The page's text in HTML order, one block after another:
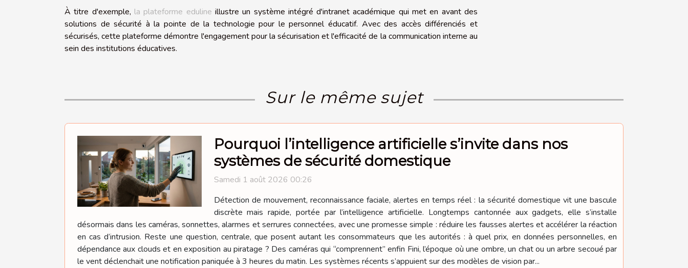
À titre d'exemple, la plateforme eduline illustre un système intégré d'intranet académique qui met en avant des
solutions de sécurité à la pointe de la technologie pour le personnel éducatif. Avec des accès différenciés et
sécurisés, cette plateforme démontre l'engagement pour la sécurisation et l'efficacité de la communication interne au
sein des institutions éducatives.
Sur le même sujet
Pourquoi l’intelligence artificielle s’invite dans nos
systèmes de sécurité domestique
Samedi 1 août 2026 00:26
Détection de mouvement, reconnaissance faciale, alertes en temps réel : la sécurité domestique vit une bascule
discrète mais rapide, portée par l’intelligence artificielle. Longtemps cantonnée aux gadgets, elle s’installe
désormais dans les caméras, sonnettes, alarmes et serrures connectées, avec une promesse simple : réduire les fausses alertes et accélérer la réaction
en cas d’intrusion. Reste une question, centrale, que posent autant les consommateurs que les autorités : à quel prix, en données personnelles, en
dépendance aux clouds et en exposition au piratage ? Des caméras qui “comprennent” enfin Fini, l’époque où une ombre, un chat ou un arbre secoué par
le vent déclenchait une notification paniquée à 3 heures du matin. Les systèmes récents s’appuient sur des modèles de vision par...